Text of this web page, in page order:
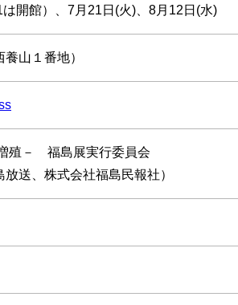
開館）、7月21日(火)、8月12日(水)
山１番地）
殖－ 福島展実行委員会
送、株式会社福島民報社）